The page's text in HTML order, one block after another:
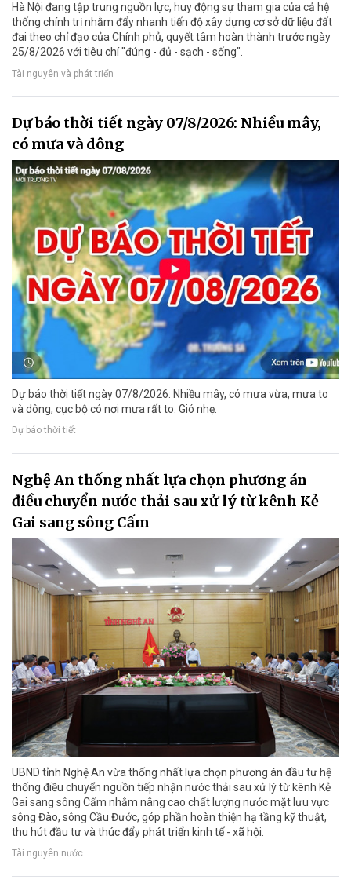
Hà Nội đang tập trung nguồn lực, huy động sự tham gia của cả hệ
thống chính trị nhằm đẩy nhanh tiến độ xây dựng cơ sở dữ liệu đất
đai theo chỉ đạo của Chính phủ, quyết tâm hoàn thành trước ngày
25/8/2026 với tiêu chí "đúng - đủ - sạch - sống".
Tài nguyên và phát triển
Dự báo thời tiết ngày 07/8/2026: Nhiều mây,
có mưa và dông
Dự báo thời tiết ngày 07/8/2026: Nhiều mây, có mưa vừa, mưa to
và dông, cục bộ có nơi mưa rất to. Gió nhẹ.
Dự báo thời tiết
Nghệ An thống nhất lựa chọn phương án
điều chuyển nước thải sau xử lý từ kênh Kẻ
Gai sang sông Cấm
UBND tỉnh Nghệ An vừa thống nhất lựa chọn phương án đầu tư hệ
thống điều chuyển nguồn tiếp nhận nước thải sau xử lý từ kênh Kẻ
Gai sang sông Cấm nhằm nâng cao chất lượng nước mặt lưu vực
sông Đào, sông Cầu Đước, góp phần hoàn thiện hạ tầng kỹ thuật,
thu hút đầu tư và thúc đẩy phát triển kinh tế - xã hội.
Tài nguyên nước